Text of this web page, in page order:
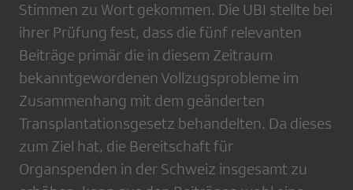
Stimmen zu Wort gekommen. Die UBI stellte bei
ihrer Prüfung fest, dass die fünf relevanten
Beiträge primär die in diesem Zeitraum
bekanntgewordenen Vollzugsprobleme im
Zusammenhang mit dem geänderten
Transplantationsgesetz behandelten. Da dieses
zum Ziel hat, die Bereitschaft für
Organspenden in der Schweiz insgesamt zu